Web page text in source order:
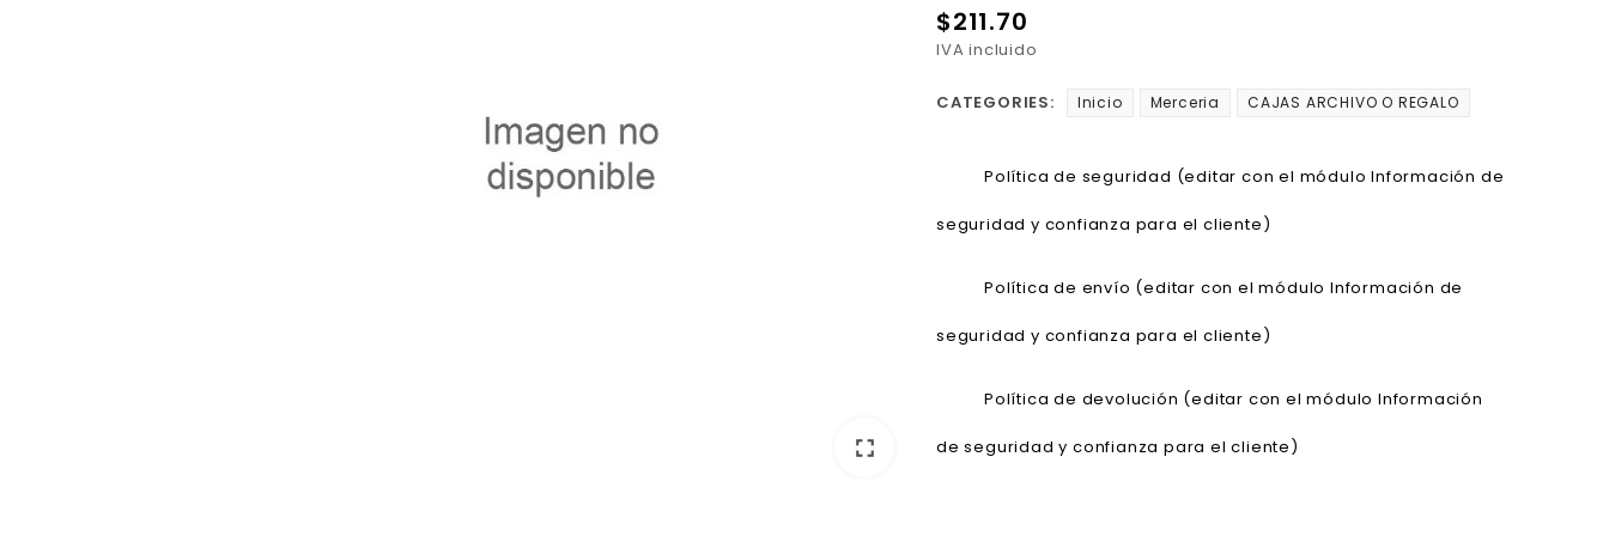
fullscreen
$211.70
IVA incluido
CATEGORIES: Inicio Merceria CAJAS ARCHIVO O REGALO
Política de seguridad (editar con el módulo Información de
seguridad y confianza para el cliente)
Política de envío (editar con el módulo Información de
seguridad y confianza para el cliente)
Política de devolución (editar con el módulo Información
de seguridad y confianza para el cliente)